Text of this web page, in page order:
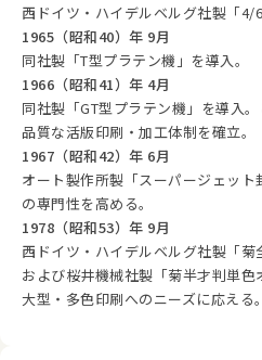
西ドイツ・ハイデルベルグ社製「4/
1965（昭和40）年 9月
同社製「T型プラテン機」を導入。
1966（昭和41）年 4月
同社製「GT型プラテン機」を導入
品質な活版印刷・加工体制を確立。
1967（昭和42）年 6月
オート製作所製「スーパージェッ
の専門性を高める。
1978（昭和53）年 9月
西ドイツ・ハイデルベルグ社製「菊
および桜井機械社製「菊半才判単色
大型・多色印刷へのニーズに応える。